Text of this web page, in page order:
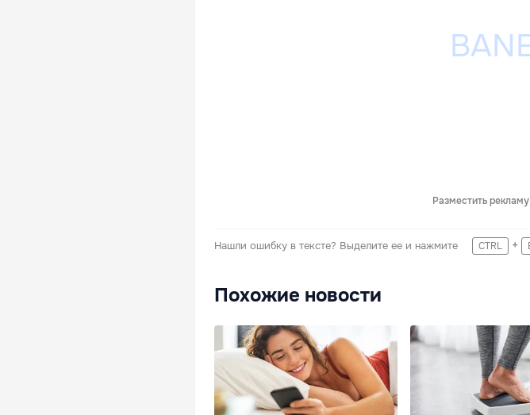
Разместить
Нашли ошибку в тексте? Выделите ее и нажмите CTRL +
Похожие новости